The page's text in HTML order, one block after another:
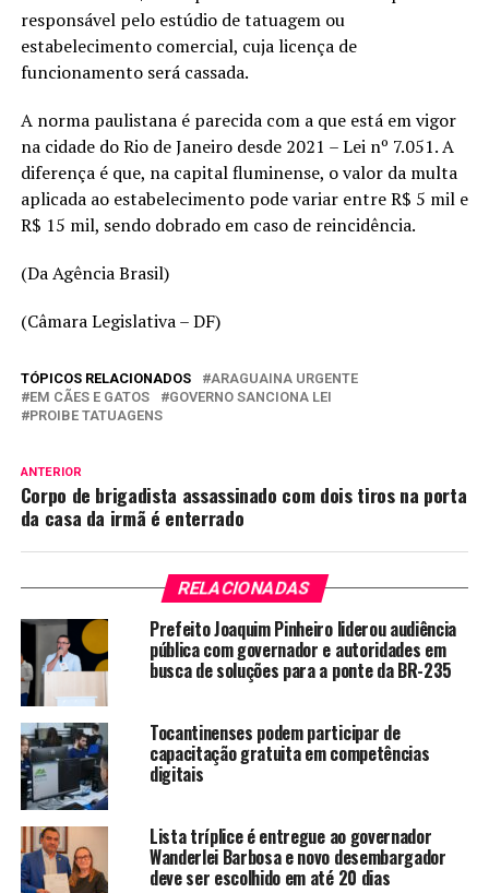
responsável pelo estúdio de tatuagem ou
estabelecimento comercial, cuja licença de
funcionamento será cassada.
A norma paulistana é parecida com a que está em vigor
na cidade do Rio de Janeiro desde 2021 – Lei nº 7.051. A
diferença é que, na capital fluminense, o valor da multa
aplicada ao estabelecimento pode variar entre R$ 5 mil e
R$ 15 mil, sendo dobrado em caso de reincidência.
(Da Agência Brasil)
(Câmara Legislativa – DF)
TÓPICOS RELACIONADOS
ARAGUAINA URGENTE
EM CÃES E GATOS
GOVERNO SANCIONA LEI
PROIBE TATUAGENS
ANTERIOR
Corpo de brigadista assassinado com dois tiros na porta
da casa da irmã é enterrado
RELACIONADAS
Prefeito Joaquim Pinheiro liderou audiência
pública com governador e autoridades em
busca de soluções para a ponte da BR-235
Tocantinenses podem participar de
capacitação gratuita em competências
digitais
Lista tríplice é entregue ao governador
Wanderlei Barbosa e novo desembargador
deve ser escolhido em até 20 dias